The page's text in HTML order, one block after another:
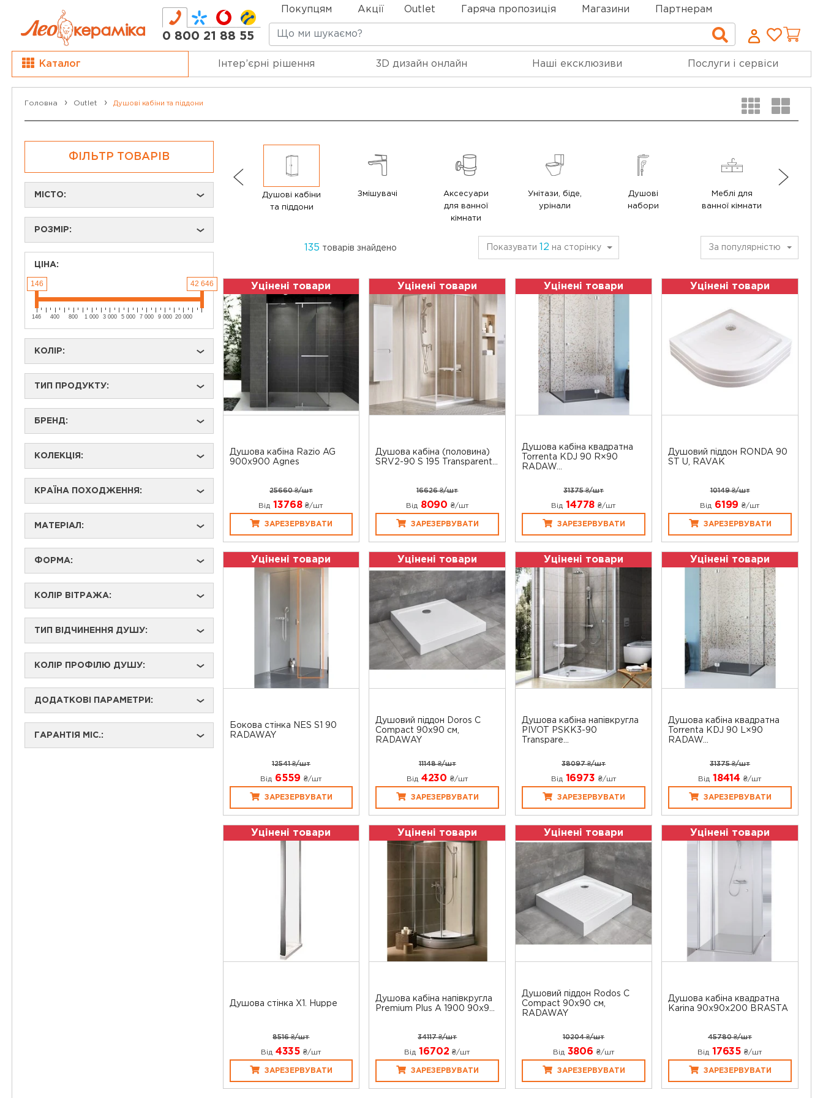
Покупцям Акції Outlet Гаряча пропозиція Магазини Партнерам
0 800 21 88 55 Пошук
Каталог Інтер’єрні рішення 3D дизайн онлайн Наші ексклюзиви Послуги і сервіси
Головна Outlet Душові кабіни та піддони
ФІЛЬТР ТОВАРІВ
МІСТО: ›
РОЗМІР: ›
ЦІНА:
146 42 646
146 400 800 1 000 3 000 5 000 7 000 9 000 20 000
КОЛІР: ›
ТИП ПРОДУКТУ: ›
БРЕНД: ›
КОЛЕКЦІЯ: ›
КРАЇНА ПОХОДЖЕННЯ: ›
МАТЕРІАЛ: ›
ФОРМА: ›
КОЛІР ВІТРАЖА: ›
ТИП ВІДЧИНЕННЯ ДУШУ: ›
КОЛІР ПРОФІЛЮ ДУШУ: ›
ДОДАТКОВІ ПАРАМЕТРИ: ›
ГАРАНТІЯ МІС.: ›
Душові кабіни
та піддони
Змішувачі
Аксесуари
для ванної
кімнати
Унітази, біде,
урінали
Душові
набори
Меблі для
ванної кімнати
135 товарів знайдено Показувати 12 на сторінку За популярністю
Уцінені товари
Душова кабіна Razio AG
900х900 Agnes
25660 ₴/шт
Від 13768 ₴/шт
ЗАРЕЗЕРВУВАТИ
Уцінені товари
Душова кабіна (половина)
SRV2-90 S 195 Transparent...
16626 ₴/шт
Від 8090 ₴/шт
ЗАРЕЗЕРВУВАТИ
Уцінені товари
Душова кабіна квадратна
Torrenta KDJ 90 R×90
RADAW...
31375 ₴/шт
Від 14778 ₴/шт
ЗАРЕЗЕРВУВАТИ
Уцінені товари
Душовий піддон RONDA 90
ST U, RAVAK
10149 ₴/шт
Від 6199 ₴/шт
ЗАРЕЗЕРВУВАТИ
Уцінені товари
Бокова стінка NES S1 90
RADAWAY
12541 ₴/шт
Від 6559 ₴/шт
ЗАРЕЗЕРВУВАТИ
Уцінені товари
Душовий піддон Doros C
Compact 90x90 см,
RADAWAY
11148 ₴/шт
Від 4230 ₴/шт
ЗАРЕЗЕРВУВАТИ
Уцінені товари
Душова кабіна напівкругла
PIVOT PSKK3-90
Transpare...
38097 ₴/шт
Від 16973 ₴/шт
ЗАРЕЗЕРВУВАТИ
Уцінені товари
Душова кабіна квадратна
Torrenta KDJ 90 L×90
RADAW...
31375 ₴/шт
Від 18414 ₴/шт
ЗАРЕЗЕРВУВАТИ
Уцінені товари
Душова стінка X1. Huppe
8516 ₴/шт
Від 4335 ₴/шт
ЗАРЕЗЕРВУВАТИ
Уцінені товари
Душова кабіна напівкругла
Premium Plus A 1900 90x9...
34117 ₴/шт
Від 16702 ₴/шт
ЗАРЕЗЕРВУВАТИ
Уцінені товари
Душовий піддон Rodos C
Compact 90x90 см,
RADAWAY
10204 ₴/шт
Від 3806 ₴/шт
ЗАРЕЗЕРВУВАТИ
Уцінені товари
Душова кабіна квадратна
Karina 90х90х200 BRASTA
45780 ₴/шт
Від 17635 ₴/шт
ЗАРЕЗЕРВУВАТИ